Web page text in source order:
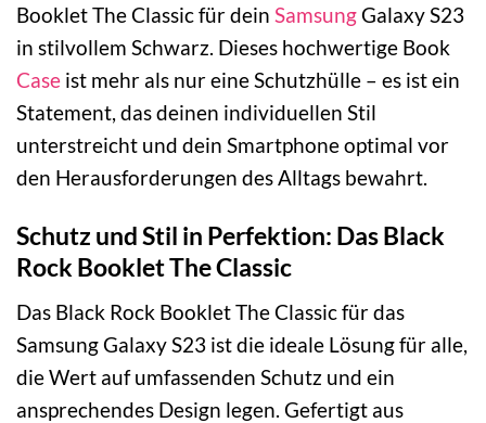
Booklet The Classic für dein SamsungGalaxy S23
in stilvollem Schwarz. Dieses hochwertige Book
Case ist mehr als nur eine Schutzhülle – es ist ein
Statement, das deinen individuellen Stil
unterstreicht und dein Smartphone optimal vor
den Herausforderungen des Alltags bewahrt.
Schutz und Stil in Perfektion: Das Black
Rock Booklet The Classic
Das Black Rock Booklet The Classic für das
Samsung Galaxy S23 ist die ideale Lösung für alle,
die Wert auf umfassenden Schutz und ein
ansprechendes Design legen. Gefertigt aus